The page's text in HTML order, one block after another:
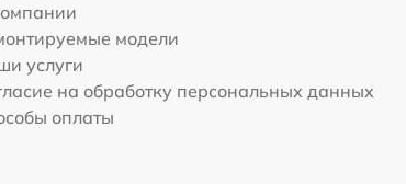
модели
услуги
на обработку персональных данных
оплаты